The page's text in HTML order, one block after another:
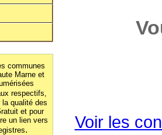
communes
Marne et
respectifs,
qualité des
et pour
un lien vers
.
Voir les